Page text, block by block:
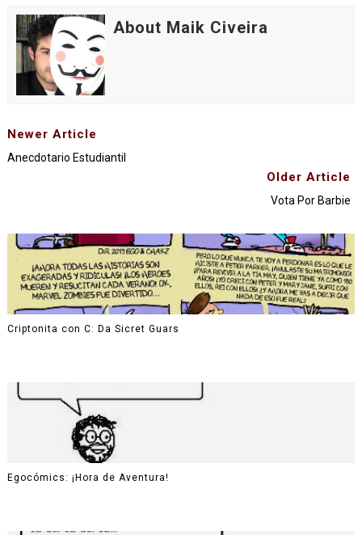
About Maik Civeira
Newer Article
Anecdotario Estudiantil
Older Article
Vota Por Barbie
Criptonita con C: Da Sicret Guars
Egocómics: ¡Hora de Aventura!